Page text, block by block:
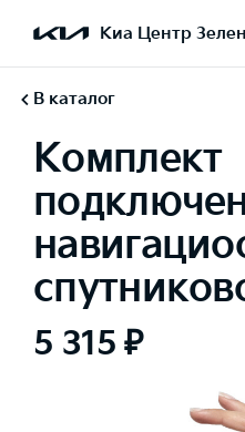
Киа Центр
В каталог
Комплект
5 315 ₽